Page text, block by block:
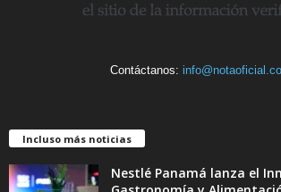
Contáctanos:
Incluso más noticias
Nestlé Panamá lanza el